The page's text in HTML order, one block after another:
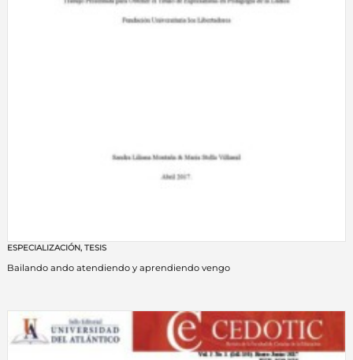
ESPECIALIZACIÓN, TESIS
Bailando ando atendiendo y aprendiendo vengo